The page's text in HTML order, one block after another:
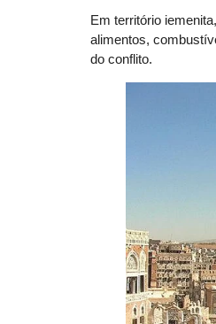
Em território
alimentos,
do conflito.